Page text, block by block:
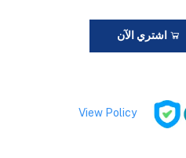
اشتري الآن
View Policy